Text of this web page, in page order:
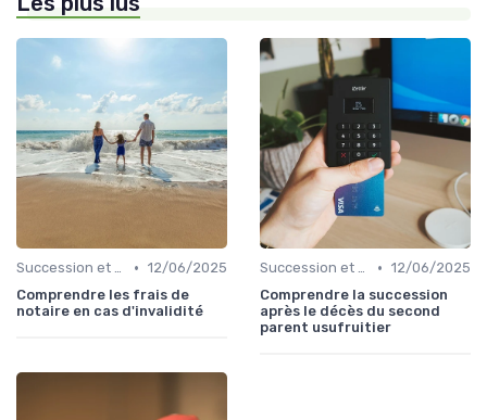
Succession et Transmission de Patrimoine • 12/06/2025
Comprendre les frais de
notaire en cas d'invalidité
Succession et Transmission de Patrimoine • 12/06/2025
Comprendre la succession
après le décès du second
parent usufruitier